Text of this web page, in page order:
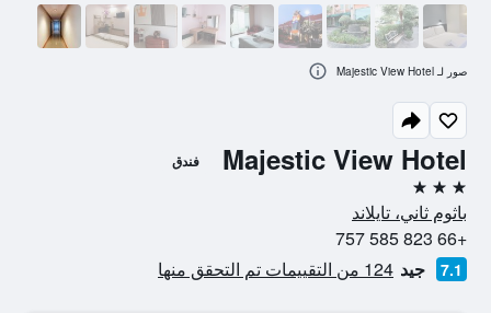
Majestic View Hotel فندق
3 نجوم
باثوم ثاني، تايلاند
+66 823 585 757
7.1 جيد 124 من التقييمات تم التحقق منها
صور لـ Majestic View Hotel